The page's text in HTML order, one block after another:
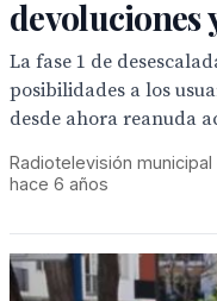
devoluciones
La fase 1 de
posibilidades a los
desde ahora reanuda
Radiotelevisión
hace 6 años